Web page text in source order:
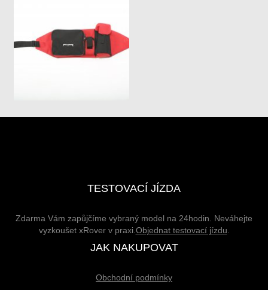
TESTOVACÍ JÍZDA
Zdarma Vám zapůjčíme vybraný model na 24hodin. Neváhejte
vyzkoušet xRover v praxi. Objednat testovací jízdu
JAK NAKUPOVAT
Obchodní podmínky